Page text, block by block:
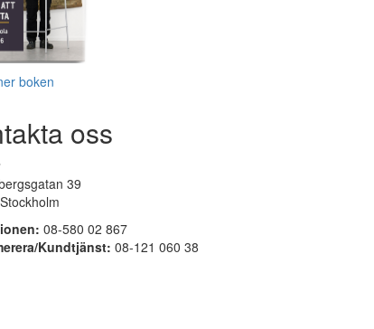
boken
oss
39
08-580 02 867
Kundtjänst: 08-121 060 38